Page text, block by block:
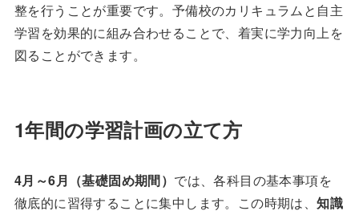
整を行うことが重要です。予備校のカリキュラムと自主
学習を効果的に組み合わせることで、着実に学力向上を
図ることができます。
1年間の学習計画の立て方
4月～6月（基礎固め期間） では、各科目の基本事項を
徹底的に習得することに集中します。この時期は、知識